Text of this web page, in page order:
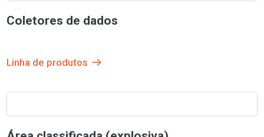
Coletores de dados
Linha de produtos